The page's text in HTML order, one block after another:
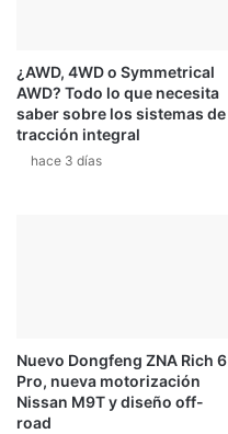
lr
o
p
a
r
c
o
¿AWD, 4WD o Symmetrical
AWD? Todo lo que necesita
saber sobre los sistemas de
tracción integral
hace 3 días
Nuevo Dongfeng ZNA Rich 6
Pro, nueva motorización
Nissan M9T y diseño off-
road